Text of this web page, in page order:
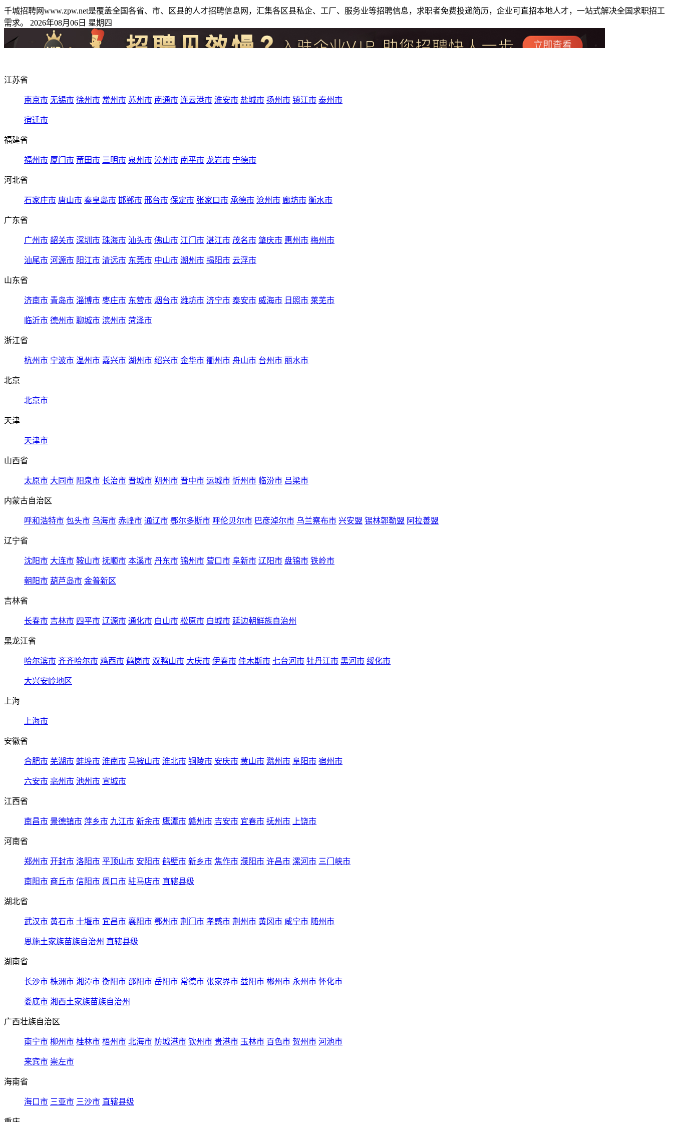
千城招聘网www.zpw.net是覆盖全国各省、市、区县的人才招聘信息网，汇集各区县私企、工厂、服务业等招聘信息，求职者免费投递简历，企业可直招本地人才，一站式解决全国求职招工
需求。 2026年08月06日 星期四
江苏省
南京市 无锡市 徐州市 常州市 苏州市 南通市 连云港市 淮安市 盐城市 扬州市 镇江市 泰州市
宿迁市
福建省
福州市 厦门市 莆田市 三明市 泉州市 漳州市 南平市 龙岩市 宁德市
河北省
石家庄市 唐山市 秦皇岛市 邯郸市 邢台市 保定市 张家口市 承德市 沧州市 廊坊市 衡水市
广东省
广州市 韶关市 深圳市 珠海市 汕头市 佛山市 江门市 湛江市 茂名市 肇庆市 惠州市 梅州市
汕尾市 河源市 阳江市 清远市 东莞市 中山市 潮州市 揭阳市 云浮市
山东省
济南市 青岛市 淄博市 枣庄市 东营市 烟台市 潍坊市 济宁市 泰安市 威海市 日照市 莱芜市
临沂市 德州市 聊城市 滨州市 菏泽市
浙江省
杭州市 宁波市 温州市 嘉兴市 湖州市 绍兴市 金华市 衢州市 舟山市 台州市 丽水市
北京
北京市
天津
天津市
山西省
太原市 大同市 阳泉市 长治市 晋城市 朔州市 晋中市 运城市 忻州市 临汾市 吕梁市
内蒙古自治区
呼和浩特市 包头市 乌海市 赤峰市 通辽市 鄂尔多斯市 呼伦贝尔市 巴彦淖尔市 乌兰察布市 兴安盟 锡林郭勒盟 阿拉善盟
辽宁省
沈阳市 大连市 鞍山市 抚顺市 本溪市 丹东市 锦州市 营口市 阜新市 辽阳市 盘锦市 铁岭市
朝阳市 葫芦岛市 金普新区
吉林省
长春市 吉林市 四平市 辽源市 通化市 白山市 松原市 白城市 延边朝鲜族自治州
黑龙江省
哈尔滨市 齐齐哈尔市 鸡西市 鹤岗市 双鸭山市 大庆市 伊春市 佳木斯市 七台河市 牡丹江市 黑河市 绥化市
大兴安岭地区
上海
上海市
安徽省
合肥市 芜湖市 蚌埠市 淮南市 马鞍山市 淮北市 铜陵市 安庆市 黄山市 滁州市 阜阳市 宿州市
六安市 亳州市 池州市 宣城市
江西省
南昌市 景德镇市 萍乡市 九江市 新余市 鹰潭市 赣州市 吉安市 宜春市 抚州市 上饶市
河南省
郑州市 开封市 洛阳市 平顶山市 安阳市 鹤壁市 新乡市 焦作市 濮阳市 许昌市 漯河市 三门峡市
南阳市 商丘市 信阳市 周口市 驻马店市 直辖县级
湖北省
武汉市 黄石市 十堰市 宜昌市 襄阳市 鄂州市 荆门市 孝感市 荆州市 黄冈市 咸宁市 随州市
恩施土家族苗族自治州 直辖县级
湖南省
长沙市 株洲市 湘潭市 衡阳市 邵阳市 岳阳市 常德市 张家界市 益阳市 郴州市 永州市 怀化市
娄底市 湘西土家族苗族自治州
广西壮族自治区
南宁市 柳州市 桂林市 梧州市 北海市 防城港市 钦州市 贵港市 玉林市 百色市 贺州市 河池市
来宾市 崇左市
海南省
海口市 三亚市 三沙市 直辖县级